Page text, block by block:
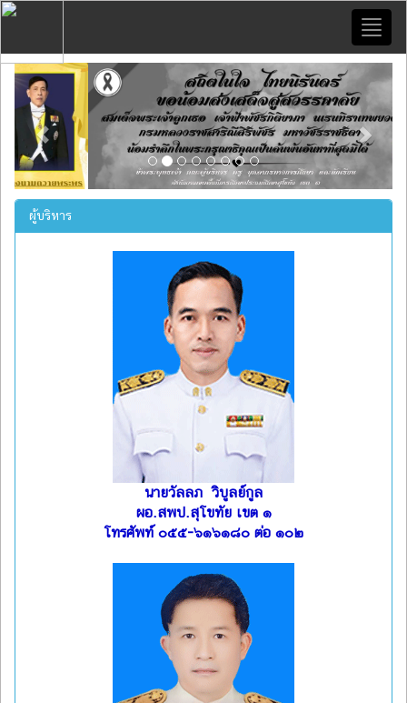
Previous Next
ผู้บริหาร
นายวัลลภ วิบูลย์กูล
ผอ.สพป.สุโขทัย เขต ๑
โทรศัพท์ ๐๕๕-๖๑๖๑๘๐ ต่อ ๑๐๒